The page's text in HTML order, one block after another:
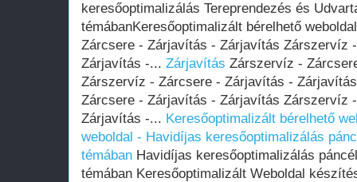
keresőoptimalizálás Tereprendezés és
témábanKeresőoptimalizált bérelhető
Zárcsere - Zárjavítás - Zárjavítás Zárszervíz
Zárjavítás -... Zárjavítás Zárszervíz -
Zárszervíz - Zárcsere - Zárjavítás -
Zárcsere - Zárjavítás - Zárjavítás Zárszervíz
Zárjavítás -... Keresőoptimalizált bérelhető
weboldal - Havidíjas keresőoptimalizálás
témában Havidíjas keresőoptimalizálás
témában Keresőoptimalizált Weboldal